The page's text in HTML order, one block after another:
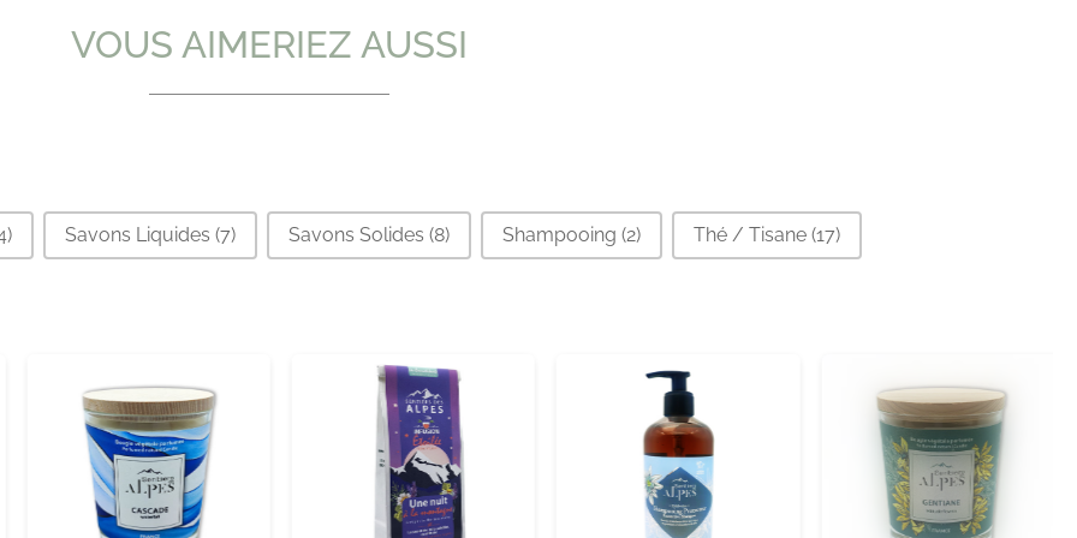
VOUS AIMERIEZ AUSSI
Savons Liquides(7) Savons Solides(8) Shampooing(2) Thé / Tisane(17)